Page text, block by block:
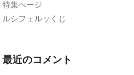
特集ぺージ
ルシフェルッくじ
最近のコメント